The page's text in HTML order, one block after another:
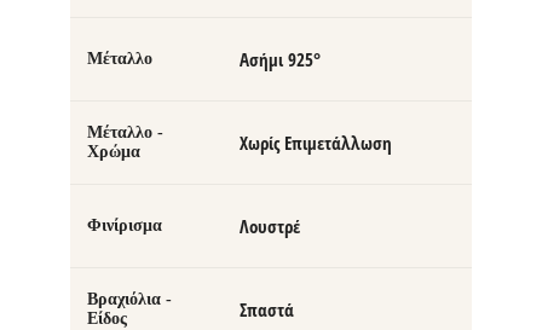
Μέταλλο Ασήμι 925°
Μέταλλο -
Χρώμα
Χωρίς Επιμετάλλωση
Φινίρισμα Λουστρέ
Βραχιόλια -
Είδος
Σπαστά